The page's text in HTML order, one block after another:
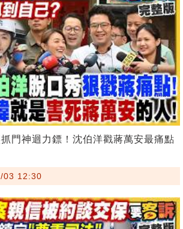
門神迴力鏢！沈伯洋戳蔣萬安最痛點
03 12:30